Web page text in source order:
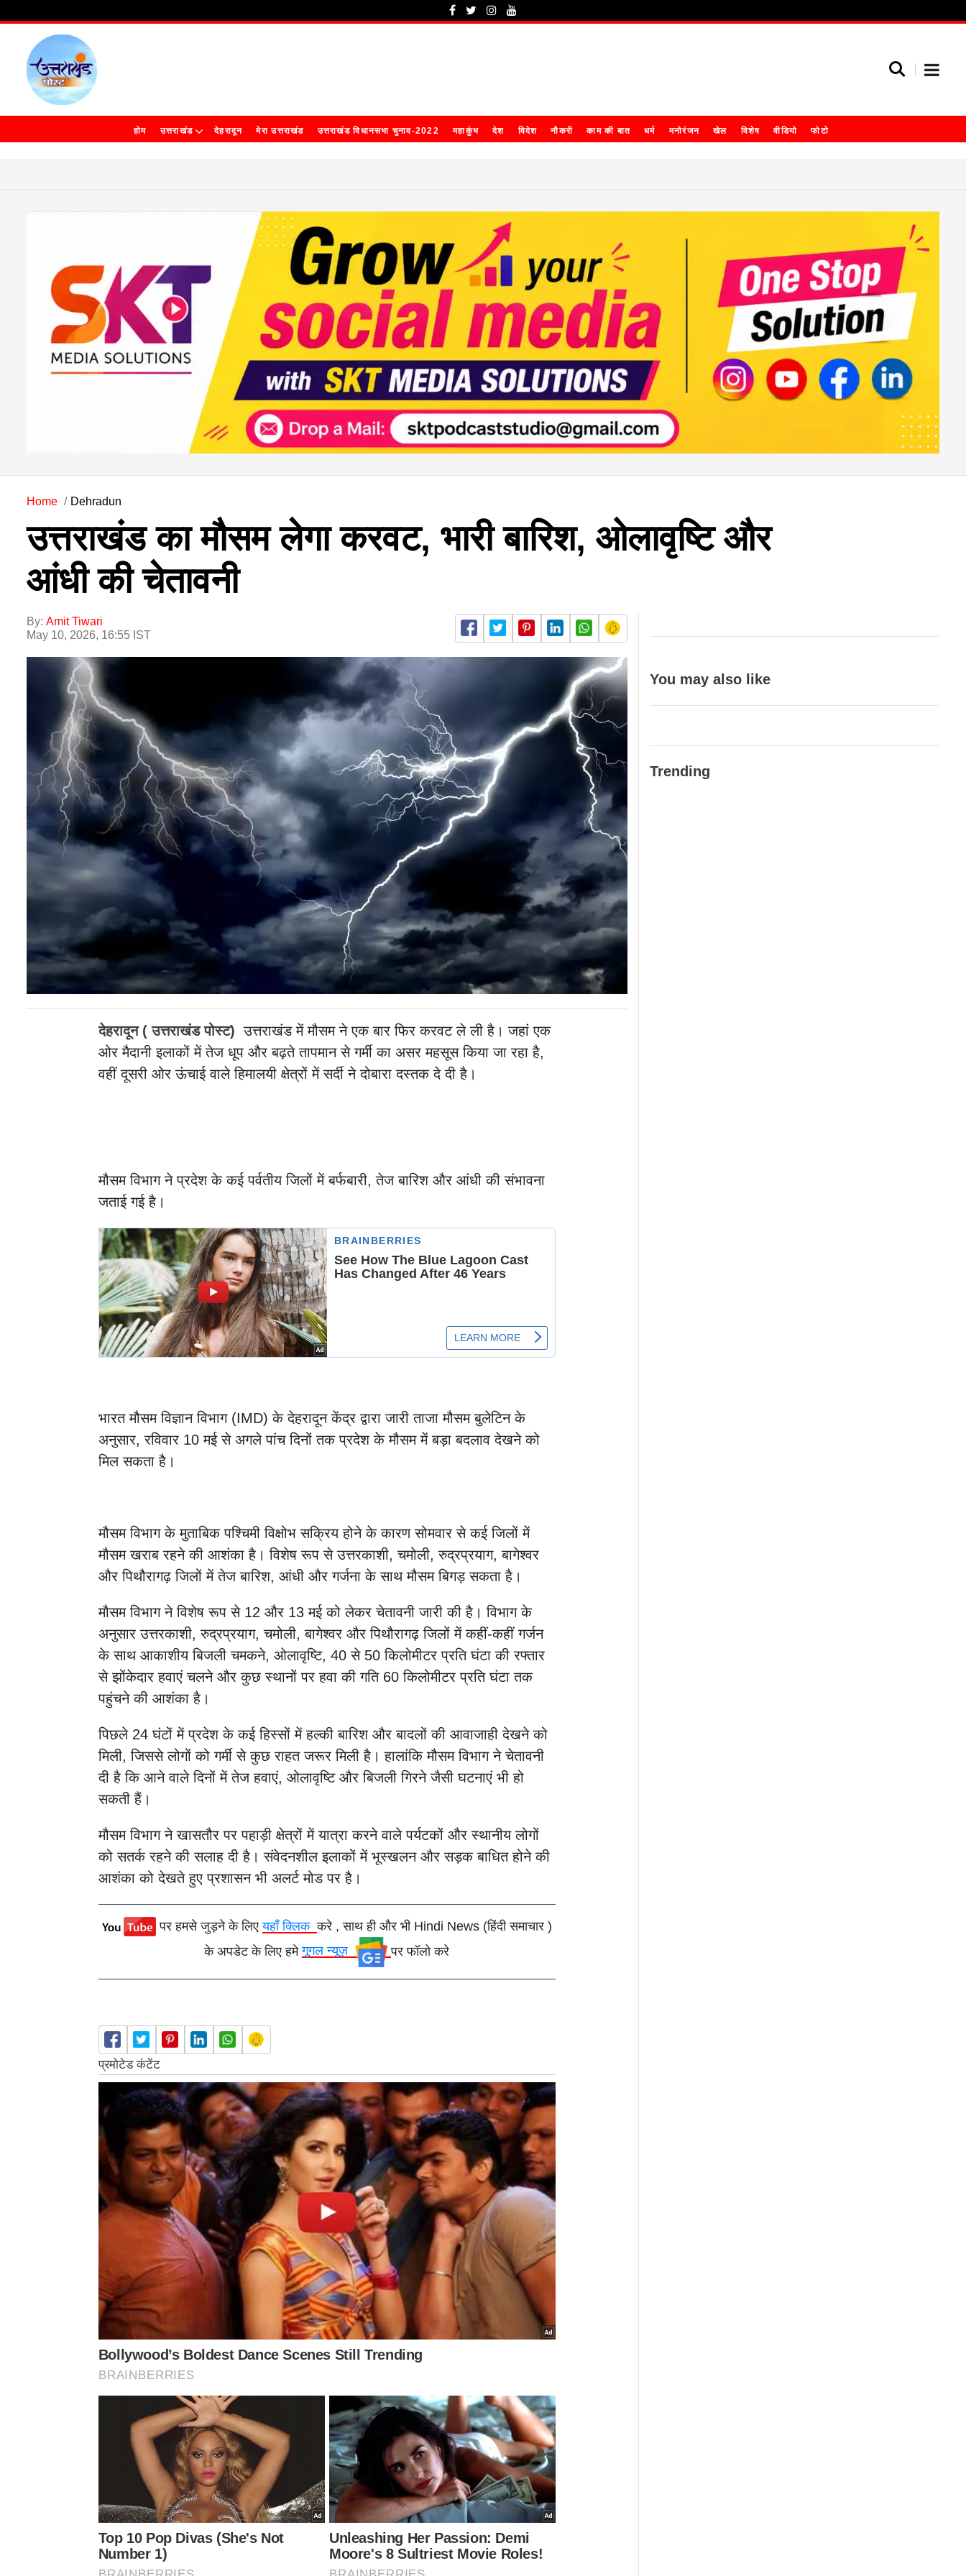
होम उत्तराखंड देहरादून मेरा उत्तराखंड उत्तराखंड विधानसभा चुनाव-2022 महाकुंभ देश विदेश नौकरी काम की बात धर्म मनोरंजन खेल विशेष वीडियो फोटो
Home Dehradun
उत्तराखंड का मौसम लेगा करवट, भारी बारिश, ओलावृष्टि और
आंधी की चेतावनी
By: Amit Tiwari
May 10, 2026, 16:55 IST
देहरादून ( उत्तराखंड पोस्ट) उत्तराखंड में मौसम ने एक बार फिर करवट ले ली है। जहां एक
ओर मैदानी इलाकों में तेज धूप और बढ़ते तापमान से गर्मी का असर महसूस किया जा रहा है,
वहीं दूसरी ओर ऊंचाई वाले हिमालयी क्षेत्रों में सर्दी ने दोबारा दस्तक दे दी है।
मौसम विभाग ने प्रदेश के कई पर्वतीय जिलों में बर्फबारी, तेज बारिश और आंधी की संभावना
जताई गई है।
भारत मौसम विज्ञान विभाग (IMD) के देहरादून केंद्र द्वारा जारी ताजा मौसम बुलेटिन के
अनुसार, रविवार 10 मई से अगले पांच दिनों तक प्रदेश के मौसम में बड़ा बदलाव देखने को
मिल सकता है।
मौसम विभाग के मुताबिक पश्चिमी विक्षोभ सक्रिय होने के कारण सोमवार से कई जिलों में
मौसम खराब रहने की आशंका है। विशेष रूप से उत्तरकाशी, चमोली, रुद्रप्रयाग, बागेश्वर
और पिथौरागढ़ जिलों में तेज बारिश, आंधी और गर्जना के साथ मौसम बिगड़ सकता है।
मौसम विभाग ने विशेष रूप से 12 और 13 मई को लेकर चेतावनी जारी की है। विभाग के
अनुसार उत्तरकाशी, रुद्रप्रयाग, चमोली, बागेश्वर और पिथौरागढ़ जिलों में कहीं-कहीं गर्जन
के साथ आकाशीय बिजली चमकने, ओलावृष्टि, 40 से 50 किलोमीटर प्रति घंटा की रफ्तार
से झोंकेदार हवाएं चलने और कुछ स्थानों पर हवा की गति 60 किलोमीटर प्रति घंटा तक
पहुंचने की आशंका है।
पिछले 24 घंटों में प्रदेश के कई हिस्सों में हल्की बारिश और बादलों की आवाजाही देखने को
मिली, जिससे लोगों को गर्मी से कुछ राहत जरूर मिली है। हालांकि मौसम विभाग ने चेतावनी
दी है कि आने वाले दिनों में तेज हवाएं, ओलावृष्टि और बिजली गिरने जैसी घटनाएं भी हो
सकती हैं।
मौसम विभाग ने खासतौर पर पहाड़ी क्षेत्रों में यात्रा करने वाले पर्यटकों और स्थानीय लोगों
को सतर्क रहने की सलाह दी है। संवेदनशील इलाकों में भूस्खलन और सड़क बाधित होने की
आशंका को देखते हुए प्रशासन भी अलर्ट मोड पर है।
पर हमसे जुड़ने के लिएयहाँ क्लिककरे , साथ ही और भी Hindi News (हिंदी समाचार )
के अपडेट के लिए हमेगूगल न्यूज़ पर फॉलो करे
You may also like
Trending